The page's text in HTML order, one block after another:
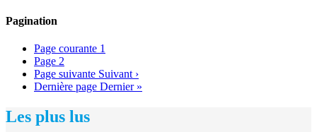
Pagination
Page courante 1
Page 2
Page suivante Suivant ›
Dernière page Dernier »
Les plus lus